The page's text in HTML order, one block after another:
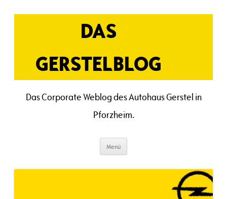
Inhalt
DAS
GERSTELBLOG
Das Corporate Weblog des Autohaus Gerstel in
Pforzheim.
Menü